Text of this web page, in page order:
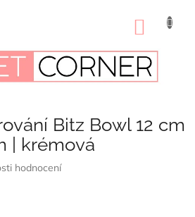
Bitz Bowl 12 cm
| krémová
hodnocení